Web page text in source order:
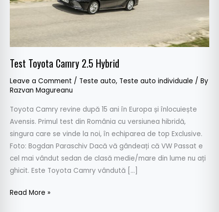
Test Toyota Camry 2.5 Hybrid
Leave a Comment / Teste auto, Teste auto individuale / By
Razvan Magureanu
Toyota Camry revine după 15 ani în Europa și înlocuiește
Avensis. Primul test din România cu versiunea hibridă,
singura care se vinde la noi, în echiparea de top Exclusive.
Foto: Bogdan Paraschiv Dacă vă gândeați că VW Passat e
cel mai vândut sedan de clasă medie/mare din lume nu ați
ghicit. Este Toyota Camry vândută […]
Read More »